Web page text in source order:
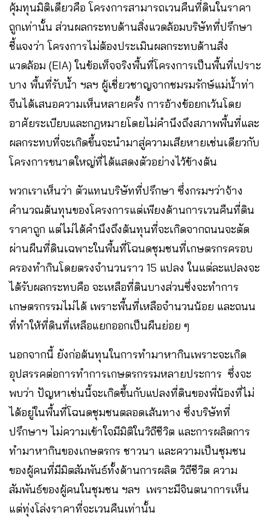
คุ้มทุนมิติเดียวคือ โครงการสามารถเวนคืนที่ดินในราคา
ถูกเท่านั้น ส่วนผลกระทบด้านสิ่งแวดล้อมบริษัทที่ปรึกษา
ชี้แจงว่า โครงการไม่ต้องประเมินผลกระทบด้านสิ่ง
แวดล้อม (EIA) ในข้อเท็จจริงพื้นที่โครงการเป็นพื้นที่เปราะ
บาง พื้นที่รับน้ำ ฯลฯ ผู้เชี่ยวชาญจากชมรมรักษ์แม่น้ำท่า
จีนได้เสนอความเห็นหลายครั้ง การอ้างข้อยกเว้นโดย
อาศัยระเบียบและกฎหมายโดยไม่คำนึงถึงสภาพพื้นที่และ
ผลกระทบที่จะเกิดขึ้นจะนำมาสู่ความเสียหายเช่นเดียวกับ
โครงการขนาดใหญ่ที่ได้แสดงตัวอย่างไว้ข้างต้น
พวกเราเห็นว่า ตัวแทนบริษัทที่ปรึกษา ซึ่งกรมฯว่าจ้าง
คำนวณต้นทุนของโครงการแต่เพียงด้านการเวนคืนที่ดิน
ราคาถูก แต่ไม่ได้คำนึงถึงต้นทุนที่จะเกิดจากถนนจะตัด
ผ่านผืนที่ดินเฉพาะในพื้นที่โฉนดชุมชนที่เกษตรกรครอบ
ครองทำกินโดยตรงจำนวนราว 15 แปลง ในแต่ละแปลงจะ
ได้รับผลกระทบคือ จะเหลือที่ดินบางส่วนซึ่งจะทำการ
เกษตรกรรมไม่ได้ เพราะพื้นที่เหลือจำนวนน้อย และถนน
ที่ทำให้ที่ดินที่เหลือแยกออกเป็นผืนย่อย ๆ
นอกจากนี้ ยังก่อต้นทุนในการทำมาหากินเพราะจะเกิด
อุปสรรคต่อการทำการเกษตรกรรมหลายประการ ซึ่งจะ
พบว่า ปัญหาเช่นนี้จะเกิดขึ้นกับแปลงที่ดินของพี่น้องที่ไม่
ได้อยู่ในพื้นที่โฉนดชุมชนตลอดเส้นทาง ซึ่งบริษัทที่
ปรึกษาฯ ไม่ความเข้าใจมีมิติในวิถีชีวิต และการผลิตการ
ทำมาหากินของเกษตรกร ชาวนา และความเป็นชุมชน
ของผู้คนที่มีมิตสัมพันธ์ทั้งด้านการผลิต วิถีชีวิต ความ
สัมพันธ์ของผู้คนในชุมชน ฯลฯ เพราะมีจินตนาการเห็น
แต่ทุ่งโล่งราคาที่จะเวนคืนเท่านั้น